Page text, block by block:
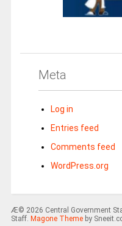
Meta
Log in
Entries feed
Comments feed
WordPress.org
Æ© 2026 Central Government
Staff. Magone Themeby